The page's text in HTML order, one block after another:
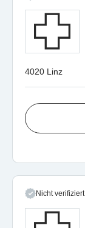
4020 Linz
Nicht verifiziert